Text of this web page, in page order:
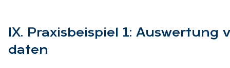
IX. Pra­xis­bei­spiel 1:
da­ten